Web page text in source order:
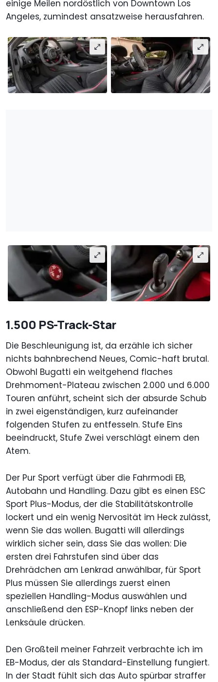
einige Meilen nordöstlich von Downtown Los
Angeles, zumindest ansatzweise herausfahren.
1.500 PS-Track-Star
Die Beschleunigung ist, da erzähle ich sicher
nichts bahnbrechend Neues, Comic-haft brutal.
Obwohl Bugatti ein weitgehend flaches
Drehmoment-Plateau zwischen 2.000 und 6.000
Touren anführt, scheint sich der absurde Schub
in zwei eigenständigen, kurz aufeinander
folgenden Stufen zu entfesseln. Stufe Eins
beeindruckt, Stufe Zwei verschlägt einem den
Atem.
Der Pur Sport verfügt über die Fahrmodi EB,
Autobahn und Handling. Dazu gibt es einen ESC
Sport Plus-Modus, der die Stabilitätskontrolle
lockert und ein wenig Nervosität im Heck zulässt,
wenn Sie das wollen. Bugatti will allerdings
wirklich sicher sein, dass Sie das wollen: Die
ersten drei Fahrstufen sind über das
Drehrädchen am Lenkrad anwählbar, für Sport
Plus müssen Sie allerdings zuerst einen
speziellen Handling-Modus auswählen und
anschließend den ESP-Knopf links neben der
Lenksäule drücken.
Den Großteil meiner Fahrzeit verbrachte ich im
EB-Modus, der als Standard-Einstellung fungiert.
In der Stadt fühlt sich das Auto spürbar straffer